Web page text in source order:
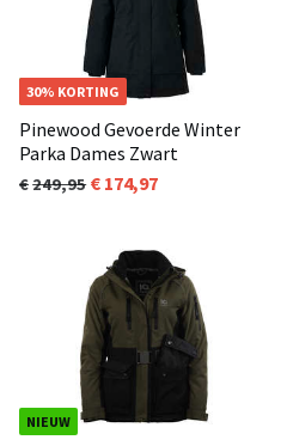
NIEUW
30% KORTING
Pinewood Gevoerde Winter
Parka Dames Zwart
249,95 174,97
NIEUW